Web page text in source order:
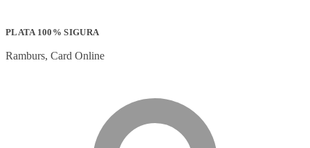
PLATA 100% SIGURA
Ramburs, Card Online